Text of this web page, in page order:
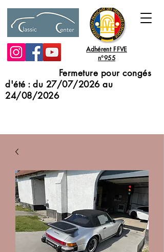
Adhérent FFVE
n°955
Fermeture pour congés
d'été : du 27/07/2026 au
24/08/2026